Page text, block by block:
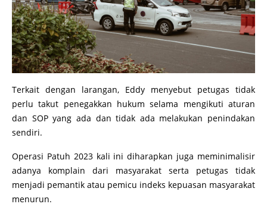
Terkait dengan larangan, Eddy menyebut petugas tidak
perlu takut penegakkan hukum selama mengikuti aturan
dan SOP yang ada dan tidak ada melakukan penindakan
sendiri.
Operasi Patuh 2023 kali ini diharapkan juga meminimalisir
adanya komplain dari masyarakat serta petugas tidak
menjadi pemantik atau pemicu indeks kepuasan masyarakat
menurun.